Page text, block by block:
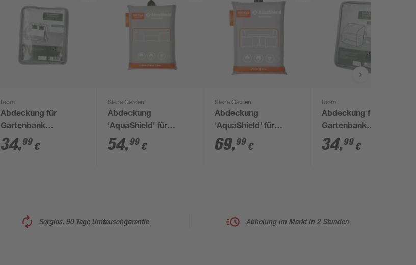
toom
Abdeckung für
Gartenbank
wasserabweisend
122 x 95 x 95 cm
34,99 €
Siena Garden
Abdeckung
'AquaShield' für
Sitzgruppe 150 x 85 x
200 cm
54,99 €
Siena Garden
Abdeckung
'AquaShield' für
Sitzgruppe Ø 250 x 85
cm
69,99 €
toom
Abdeckung für
Gartenbank
wasserabweisend
130 x 80 x 60 cm
34,99 €
Sorglos, 90 Tage Umtauschgarantie Abholung im Markt in 2 Stunden